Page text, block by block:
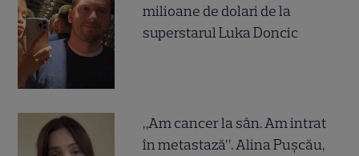
milioane de dolari de la
superstarul Luka Doncic
„Am cancer la sân. Am intrat
în metastază”. Alina Pușcău,